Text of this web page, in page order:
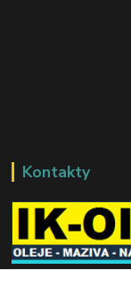
Kontakty